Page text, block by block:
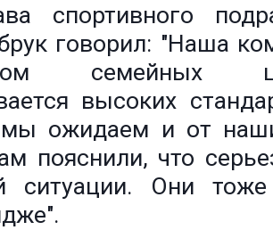
спортивного
говорил: "Наша
семейных
высоких
ожидаем и от
пояснили, что
ситуации. Они